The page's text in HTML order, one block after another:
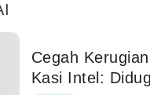
Cegah
Kasi